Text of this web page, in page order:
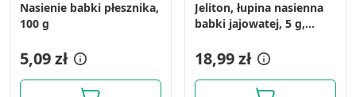
Nasienie babki płesznika,
100 g
5,09 zł
Jeliton, łupina nasienna
babki jajowatej, 5 g,
18,99 zł